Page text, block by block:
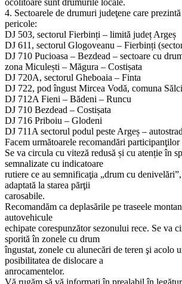
ocolitoare sunt drumurile locale.
4. Sectoarele de drumuri judeţene care
pericole:
DJ 503, sectorul Fierbinți – limită județ Argeș
DJ 611, sectorul Glogoveanu – Fierbinți
DJ 710 Pucioasa – Bezdead – sectoare cu
zona Miculești – Măgura – Costișata
DJ 720A, sectorul Gheboaia – Finta
DJ 722, pod îngust Mircea Vodă, comuna
DJ 712A Fieni – Bădeni – Runcu
DJ 710 Bezdead – Costișata
DJ 716 Priboiu – Glodeni
DJ 711A sectorul podul peste Argeș –
Facem următoarele recomandări
Se va circula cu viteză redusă și cu atenție în
semnalizate cu indicatoare
rutiere ce au semnificaţia „drum cu
adaptată la starea părţii
carosabile.
Recomandăm ca deplasările pe traseele
autovehicule
echipate corespunzător sezonului rece. Se va
sporită în zonele cu drum
îngustat, zonele cu alunecări de teren şi acolo
posibilitatea de dislocare a
anrocamentelor.